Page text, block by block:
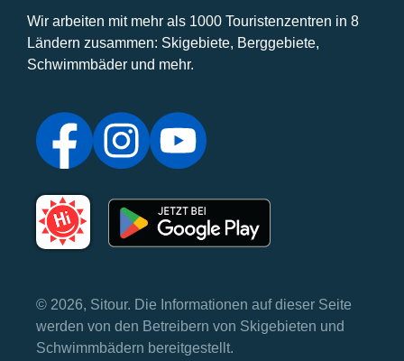
Wir arbeiten mit mehr als 1000 Touristenzentren in 8
Ländern zusammen: Skigebiete, Berggebiete,
Schwimmbäder und mehr.
© 2026, Sitour. Die Informationen auf dieser Seite
werden von den Betreibern von Skigebieten und
Schwimmbädern bereitgestellt.